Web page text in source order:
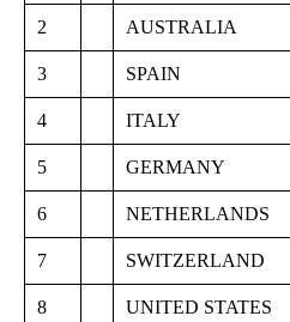
2 AUSTRALIA
3 SPAIN
4 ITALY
5 GERMANY
6 NETHERLANDS
7 SWITZERLAND
8 UNITED STATES